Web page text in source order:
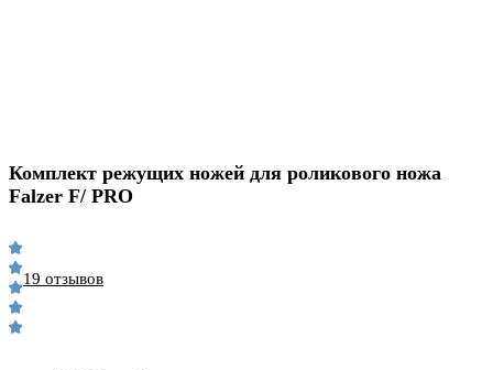
Комплект режущих ножей для роликового ножа
Falzer F/ PRO
19 отзывов